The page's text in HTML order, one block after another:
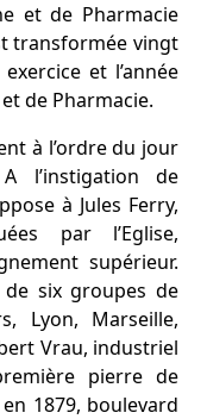
et de Pharmacie
transformée vingt
et l’année
de Pharmacie.
à l’ordre du jour
l’instigation de
à Jules Ferry,
par l’Eglise,
supérieur.
six groupes de
Lyon, Marseille,
Vrau, industriel
pierre de
1879, boulevard